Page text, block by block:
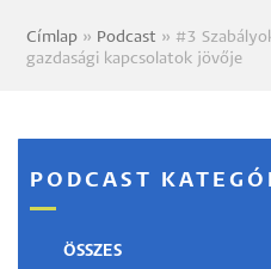
Morzsa
Címlap Podcast
#3
gazdasági kapcsolatok jövője
PODCAST
ÖSSZES